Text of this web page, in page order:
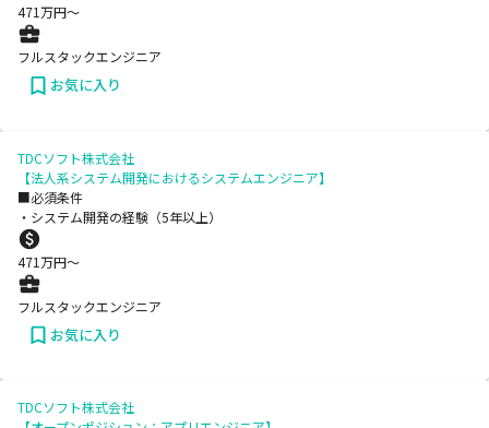
471万円〜
フルスタックエンジニア
お気に入り
TDCソフト株式会社
【法人系システム開発におけるシステムエンジニア】
■必須条件
・システム開発の経験（5年以上）
471万円〜
フルスタックエンジニア
お気に入り
TDCソフト株式会社